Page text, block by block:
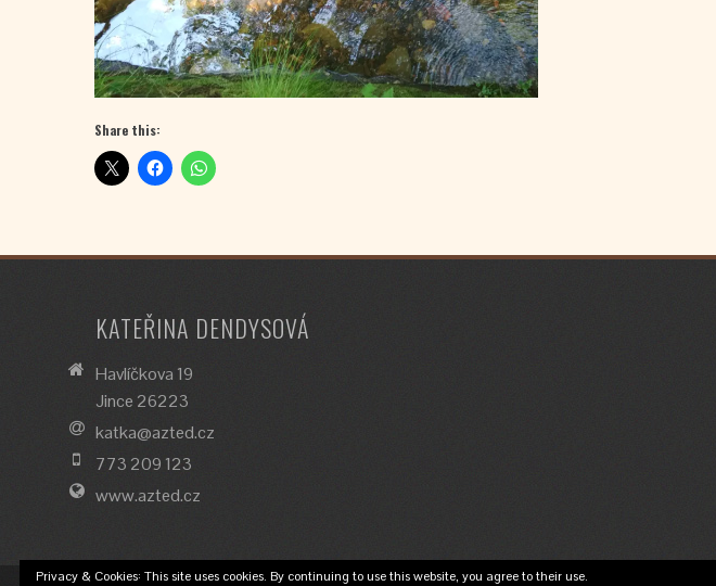
Share this:
KATEŘINA DENDYSOVÁ
Havlíčkova 19
Jince 26223
katka@azted.cz
773 209 123
www.azted.cz
Privacy & Cookies: This site uses cookies. By continuing to use this website, you agree to their use.